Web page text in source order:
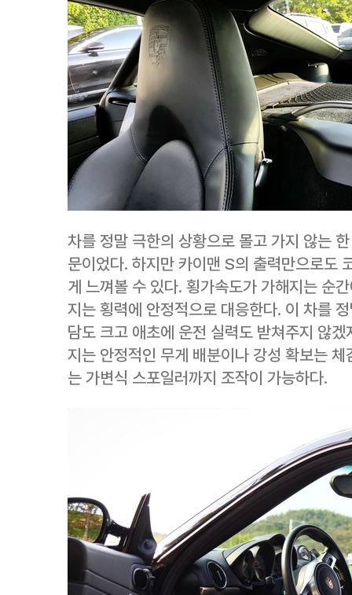
차를 정말 극한의 상황으로 몰고 가지 않는
문이었다. 하지만 카이맨 S의 출력만으로도
게 느껴볼 수 있다. 횡가속도가 가해지는 순
지는 횡력에 안정적으로 대응한다. 이 차를
담도 크고 애초에 운전 실력도 받쳐주지 않
지는 안정적인 무게 배분이나 강성 확보는
는 가변식 스포일러까지 조작이 가능하다.